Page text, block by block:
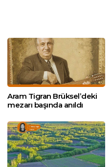
Aram Tigran Brüksel’deki
mezarı başında anıldı